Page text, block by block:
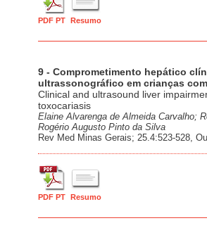
PDF PT Resumo
9 - Comprometimento hepático
ultrassonográfico em crianças
Clinical and ultrasound liver
toxocariasis
Elaine Alvarenga de Almeida Carvalho;
Rogério Augusto Pinto da Silva
Rev Med Minas Gerais; 25.4:523-528,
PDF PT Resumo